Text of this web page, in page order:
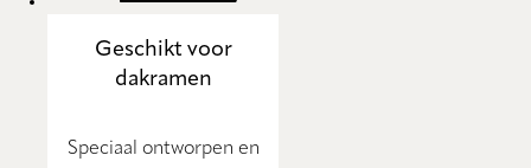
Geschikt voor
dakramen
Speciaal ontworpen en